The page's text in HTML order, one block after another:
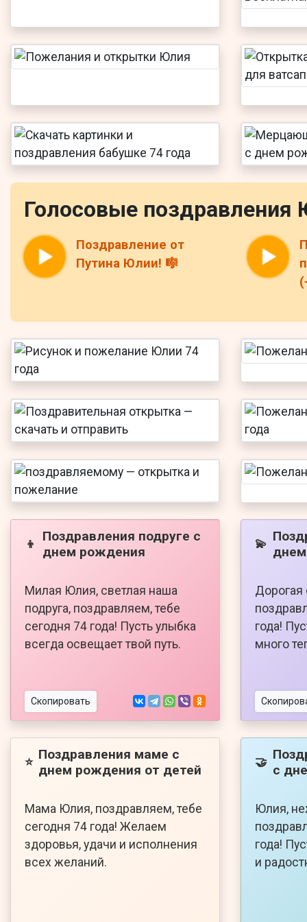
Голосовые поздравления
Поздравление от
Путина Юлии! 🎼
👦
Поздравления подруге с
днем рождения
Милая Юлия, светлая наша
подруга, поздравляем, тебе
сегодня 74 года! Пусть улыбка
всегда освещает твой путь.
Скопировать
💫
Дорогая
года!
много
⭐ Поздравления маме с
днем рождения от детей
Мама Юлия, поздравляем, тебе
сегодня 74 года! Желаем
здоровья, удачи и исполнения
всех желаний.
🤝 с
Юлия,
года!
и